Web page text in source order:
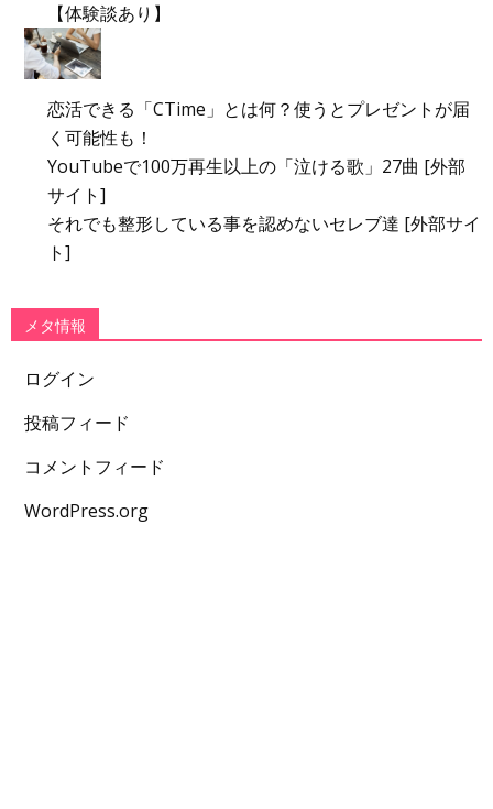
【体験談あり】
恋活できる「CTime」とは何？使うとプレゼントが届
く可能性も！
YouTubeで100万再生以上の「泣ける歌」27曲 [外部
サイト]
それでも整形している事を認めないセレブ達 [外部サイ
ト]
メタ情報
ログイン
投稿フィード
コメントフィード
WordPress.org